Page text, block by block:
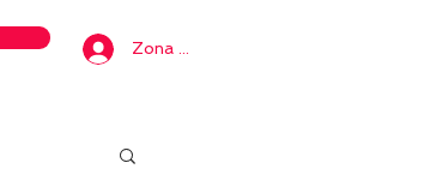
Zona privada